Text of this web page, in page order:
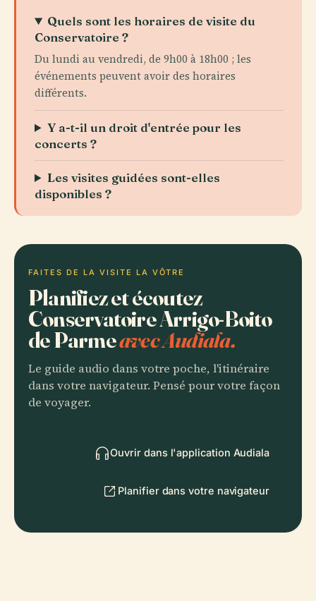
Quels sont les horaires de visite du
Conservatoire ?
Du lundi au vendredi, de 9h00 à 18h00 ; les
événements peuvent avoir des horaires
différents.
Y a-t-il un droit d'entrée pour les
concerts ?
Les visites guidées sont-elles
disponibles ?
FAITES DE LA VISITE LA VÔTRE
Planifiez et écoutez
Conservatoire Arrigo-Boito
de Parmeavec Audiala.
Le guide audio dans votre poche, l'itinéraire
dans votre navigateur. Pensé pour votre façon
de voyager.
Ouvrir dans l'application Audiala
Planifier dans votre navigateur